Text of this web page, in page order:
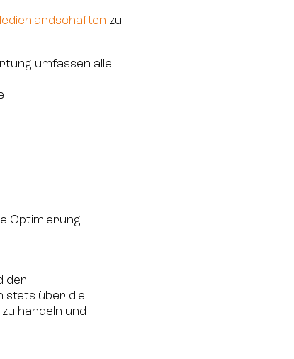
zu
umfassen alle
Optimierung
der
stets über die
handeln und